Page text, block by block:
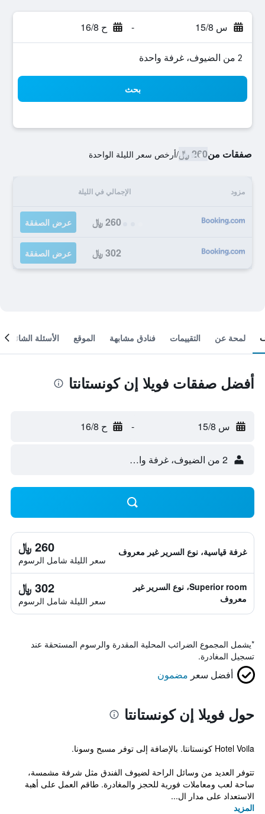
س 15/8 - ح 16/8
2 من الضيوف، غرفة واحدة
بحث
صفقات من260 ﷼ /أرخص سعر الليلة الواحدة
مزود الإجمالي في الليلة
260 ﷼ عرض الصفقة
302 ﷼ عرض الصفقة
لمحة عن التقييمات فنادق مشابهة الموقع الأسئلة الشائعة
أفضل صفقات فويلا إن كونستانتا
س 15/8 - ح 16/8
2 من الضيوف، غرفة واحدة
غرفة قياسية، نوع السرير غير معروف 260 ﷼
سعر الليلة شامل الرسوم
Superior room، نوع السرير غير
معروف
302 ﷼
سعر الليلة شامل الرسوم
*يشمل المجموع الضرائب المحلية المقدرة والرسوم المستحقة عند
تسجيل المغادرة.
أفضل سعر مضمون
حول فويلا إن كونستانتا
Hotel Voila كونستانتا. بالإضافة إلى توفر مسبح وسونا.
تتوفر العديد من وسائل الراحة لضيوف الفندق مثل شرفة مشمسة،
ساحة لعب ومعاملات فورية للحجز والمغادرة. طاقم العمل على أهبة
الاستعداد على مدار ال...
المزيد